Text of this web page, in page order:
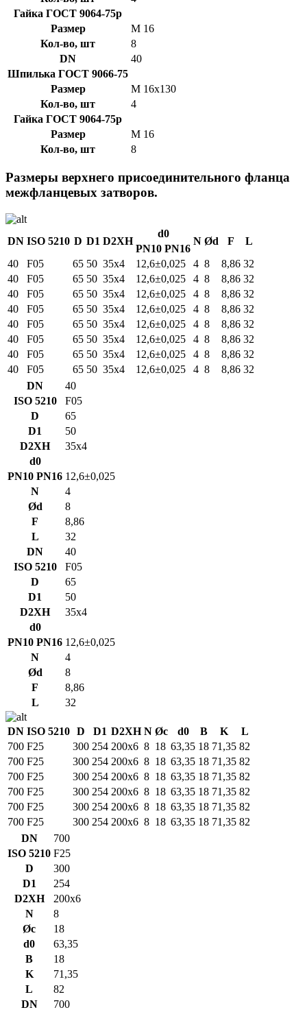
Гайка ГОСТ 9064-75р
Размер
М 16
Кол-во, шт
8
DN
40
Шпилька ГОСТ 9066-75
Размер
М 16х130
Кол-во, шт
4
Гайка ГОСТ 9064-75р
Размер
М 16
Кол-во, шт
8
Размеры верхнего присоединительного фланца
межфланцевых затворов.
DN ISO 5210 D D1 D2XH
d0
N Ød F L
PN10 PN16
40
F05 65 50 35х4 12,6±0,025 4 8 8,86 32
40
F05 65 50 35х4 12,6±0,025 4 8 8,86 32
40
F05 65 50 35х4 12,6±0,025 4 8 8,86 32
40
F05 65 50 35х4 12,6±0,025 4 8 8,86 32
40
F05 65 50 35х4 12,6±0,025 4 8 8,86 32
40
F05 65 50 35х4 12,6±0,025 4 8 8,86 32
40
F05 65 50 35х4 12,6±0,025 4 8 8,86 32
40
F05 65 50 35х4 12,6±0,025 4 8 8,86 32
DN
40
ISO 5210
F05
D
65
D1
50
D2XH
35х4
d0
PN10 PN16 12,6±0,025
N
4
Ød
8
F
8,86
L
32
DN
40
ISO 5210
F05
D
65
D1
50
D2XH
35х4
d0
PN10 PN16 12,6±0,025
N
4
Ød
8
F
8,86
L
32
DN ISO 5210 D D1 D2XH N Øc d0 B K
L
700 F25 300 254 200x6 8 18 63,35 18 71,35 82
700 F25 300 254 200x6 8 18 63,35 18 71,35 82
700 F25 300 254 200x6 8 18 63,35 18 71,35 82
700 F25 300 254 200x6 8 18 63,35 18 71,35 82
700 F25 300 254 200x6 8 18 63,35 18 71,35 82
700 F25 300 254 200x6 8 18 63,35 18 71,35 82
DN
700
ISO 5210 F25
D
300
D1
254
D2XH
200x6
N
8
Øc
18
d0
63,35
B
18
K
71,35
L
82
DN
700